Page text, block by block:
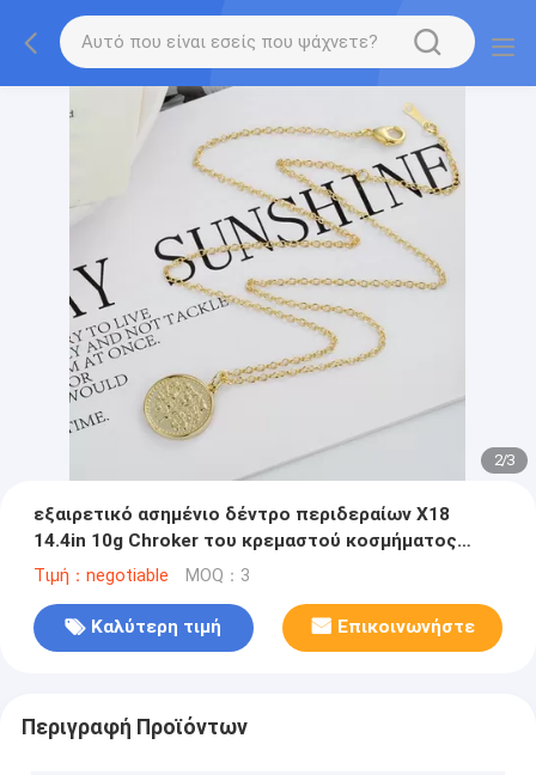
2/3
εξαιρετικό ασημένιο δέντρο περιδεραίων X18
14.4in 10g Chroker του κρεμαστού κοσμήματος
ζωής
Τιμή：negotiable MOQ：3
Καλύτερη τιμή Επικοινωνήστε
Περιγραφή Προϊόντων